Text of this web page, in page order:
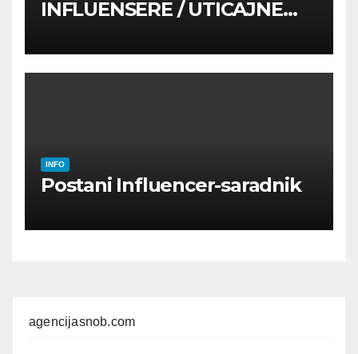
INFLUENSERE / UTICAJNE
INFO
Postani Influencer-saradnik
agencijasnob.com